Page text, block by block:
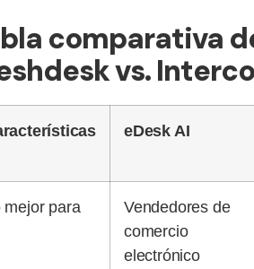
comparativa
vs.
eDesk AI
mejor para
Vendedores de
comercio
electrónico